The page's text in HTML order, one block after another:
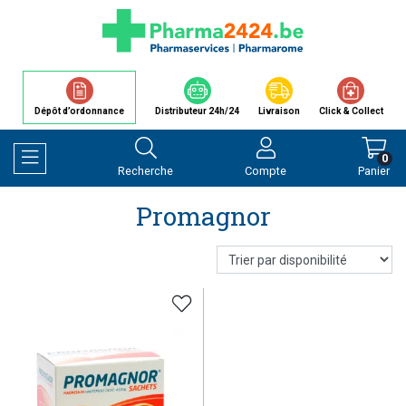
Dépôt d’ordonnance Distributeur 24h/24 Livraison Click & Collect
Afficher la navigation
Recherche Compte Panier
0
Promagnor